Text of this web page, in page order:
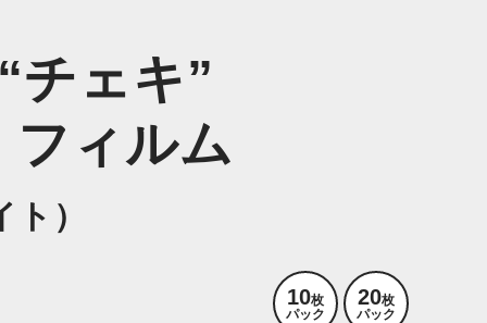
ェキ”
ィルム
）
10枚
パック
20枚
パック